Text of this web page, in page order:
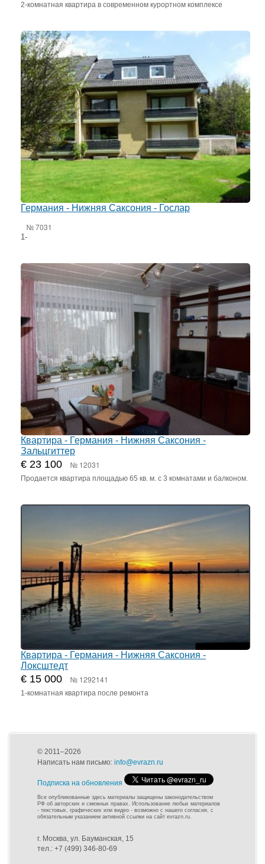
2-комнатная квартира в современном курортном комплексе
Германия - Нижняя Саксония - Гослар
№ 7031
1-
Квартира - Германия - Нижняя Саксония -
Зальцгиттер
€ 23 100 № 12031
Продается квартира площадью 65 кв. м. с 3 комнатами и балконом.
Квартира - Германия - Нижняя Саксония -
Локсштедт
€ 15 000 № 1292141
1-комнатная квартира после ремонта
© 2011–2026
Написать нам письмо: info@evrazn.ru
Подписка на обновления
Все опубликованные здесь материалы защищены законодательством
РФ об авторских и смежных правах. Использование любых материалов
- текстовых, графических или видео - возможно с нашего согласия, с
обязательным указанием активной ссылки на сайт evrazn.ru.
г. Москва, ул. Бауманская, 15
тел.: +7 (499) 346-80-69